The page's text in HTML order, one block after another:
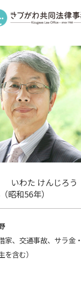
いわた けんじろう
昭和56年）
家、交通事故、サラ金
含む）